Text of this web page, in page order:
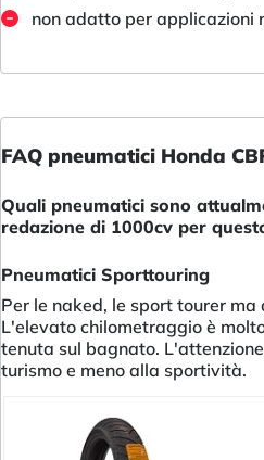
non adatto per applicazioni
FAQ pneumatici Honda
Quali pneumatici sono
redazione di 1000cv per
Pneumatici Sporttouring
Per le naked, le sport tourer
L'elevato chilometraggio è
tenuta sul bagnato.
turismo e meno alla sportività.